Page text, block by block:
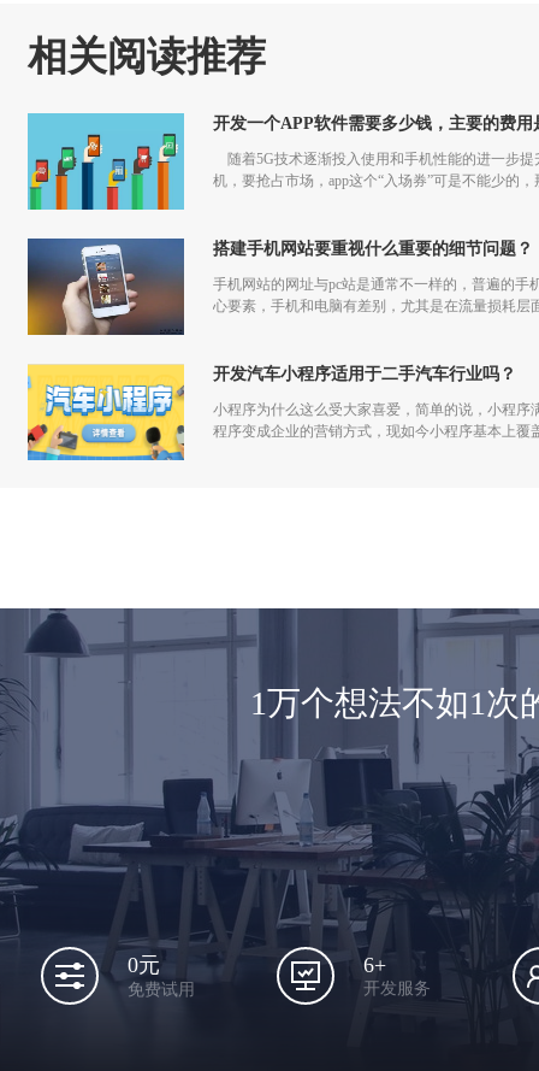
相关阅读推荐
开发一个APP软件需要多少钱，主要的费
随着5G技术逐渐投入使用和手机性能的进一步
机，要抢占市场，app这个“入场券”可是不能少的
搭建手机网站要重视什么重要的细节问题？
手机网站的网址与pc站是通常不一样的，普遍的
心要素，手机和电脑有差别，尤其是在流量损耗层
开发汽车小程序适用于二手汽车行业吗？
小程序为什么这么受大家喜爱，简单的说，小程
程序变成企业的营销方式，现如今小程序基本上覆
1万个想法不如1次
0元
免费试用
6+
开发服务